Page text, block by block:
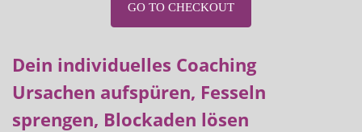
GO TO CHECKOUT
Dein individuelles Coaching
Ursachen aufspüren, Fesseln
sprengen, Blockaden lösen